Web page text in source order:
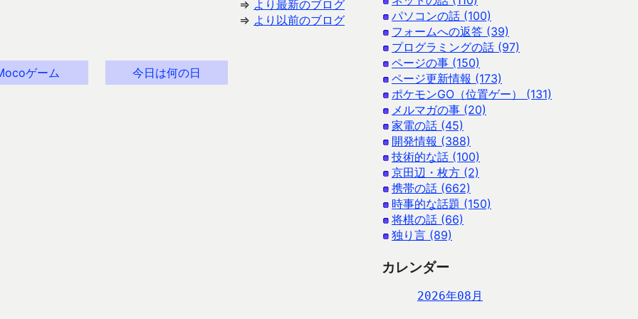
⇒ より最新のブログ
⇒ より以前のブログ
ゲーム 今日は何の日
パソコンの話 (100)
フォームへの返答 (39)
プログラミングの話 (97)
ページの事 (150)
ページ更新情報 (173)
ポケモンGO（位置ゲー） (131)
メルマガの事 (20)
家電の話 (45)
開発情報 (388)
技術的な話 (100)
京田辺・枚方 (2)
携帯の話 (662)
時事的な話題 (150)
将棋の話 (66)
独り言 (89)
カレンダー
2026年08月